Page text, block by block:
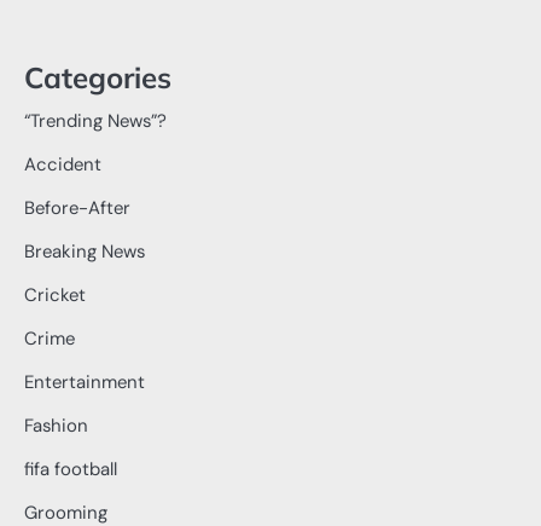
Categories
“Trending News”?
Accident
Before-After
Breaking News
Cricket
Crime
Entertainment
Fashion
fifa football
Grooming